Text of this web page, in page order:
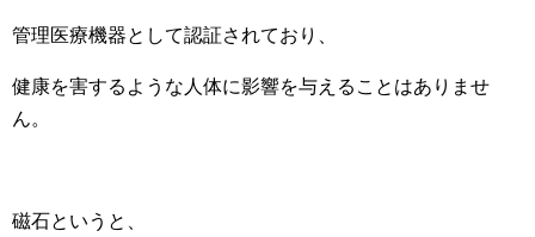
管理医療機器として認証されており、
健康を害するような人体に影響を与えることはありませ
ん。
磁石というと、